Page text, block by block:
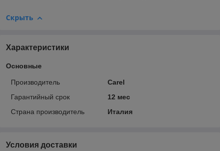
Скрыть
Характеристики
Основные
Производитель
Carel
Гарантийный срок
12 мес
Страна производитель
Италия
Условия доставки